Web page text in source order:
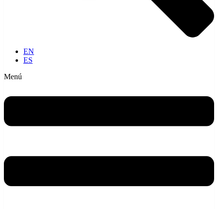
EN
ES
Menú